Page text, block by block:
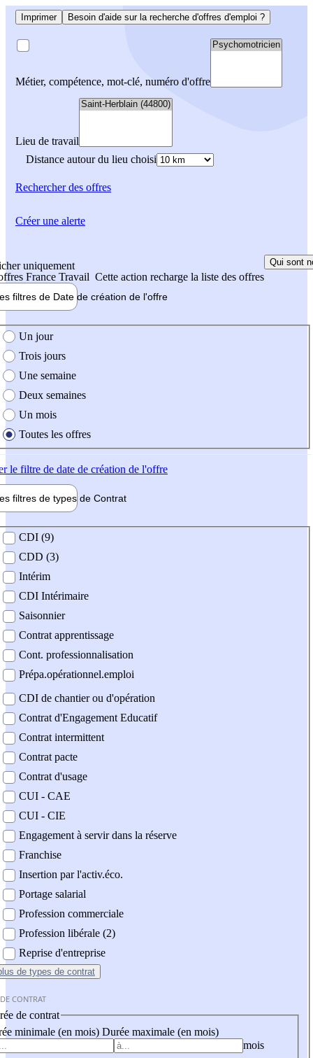
Imprimer Besoin d'aide sur la recherche d'offres d'emploi ?
Métier, compétence, mot-clé, numéro d'offre
Lieu de travail
Distance autour du lieu choisi
Rechercherdes offres
uniquement
France Travail Cette action recharge la liste des offres
Qui sont
filtres de Date de création de l'offre
création de l'offre
Un jour
Trois jours
Une semaine
Deux semaines
Un mois
Toutes les offres
le filtre de date de création de l'offre
filtres de types de Contrat
contrat
CDI (9)
CDD (3)
Intérim
CDI Intérimaire
Saisonnier
Contrat apprentissage
Cont. professionnalisation
Prépa.opérationnel.emploi
CDI de chantier ou d'opération
Contrat d'Engagement Educatif
Contrat intermittent
Contrat pacte
Contrat d'usage
CUI - CAE
CUI - CIE
Engagement à servir dans la réserve
Franchise
Insertion par l'activ.éco.
Portage salarial
Profession commerciale
Profession libérale (2)
Reprise d'entreprise
de types de contrat
CONTRAT
de contrat
minimale (en mois) Durée maximale (en mois)
mois
Créer une alerte